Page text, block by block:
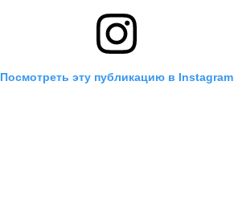
Посмотреть эту публикацию в Instagram